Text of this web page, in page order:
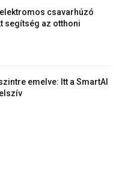
csavarhúzó
segítség az otthoni
emelve: Itt a SmartAI